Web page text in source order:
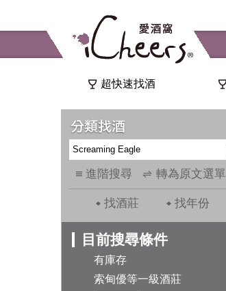
超快速找酒
進階搜尋 轉為原文選單
找酒莊 找年份
目前搜尋條件
有庫存
索甸優等一級酒莊